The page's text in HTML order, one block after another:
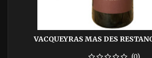
VACQUEYRAS MAS DES